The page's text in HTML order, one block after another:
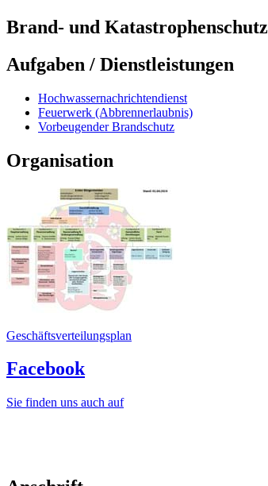
Brand- und Katastrophenschutz
Aufgaben / Dienstleistungen
Hochwassernachrichtendienst
Feuerwerk (Abbrennerlaubnis)
Vorbeugender Brandschutz
Organisation
Geschäftsverteilungsplan
Facebook
Sie finden uns auch auf